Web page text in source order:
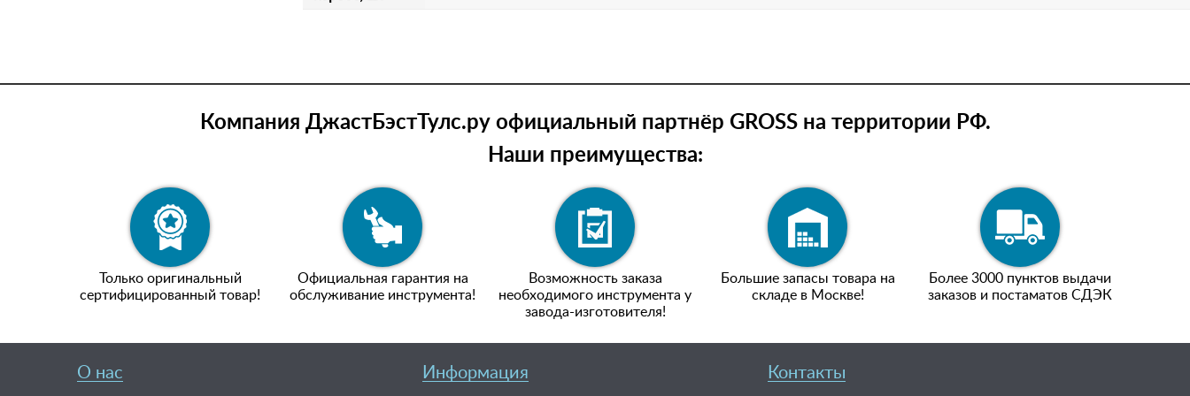
Компания ДжастБэстТулс.ру официальный партнёр GROSS на территории РФ.
Наши преимущества:
Только оригинальный
сертифицированный товар!
Официальная гарантия на
обслуживание инструмента!
Возможность заказа
необходимого инструмента у
завода-изготовителя!
Большие запасы товара на
складе в Москве!
Более 3000 пунктов выдачи
заказов и постаматов СДЭК
О нас Информация Контакты